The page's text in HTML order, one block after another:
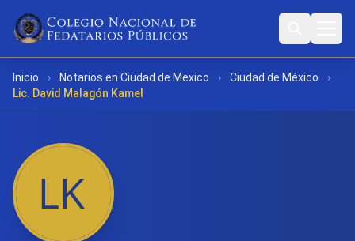
Inicio › Notarios en Ciudad de Mexico › Ciudad de México
›
Lic. David Malagón Kamel